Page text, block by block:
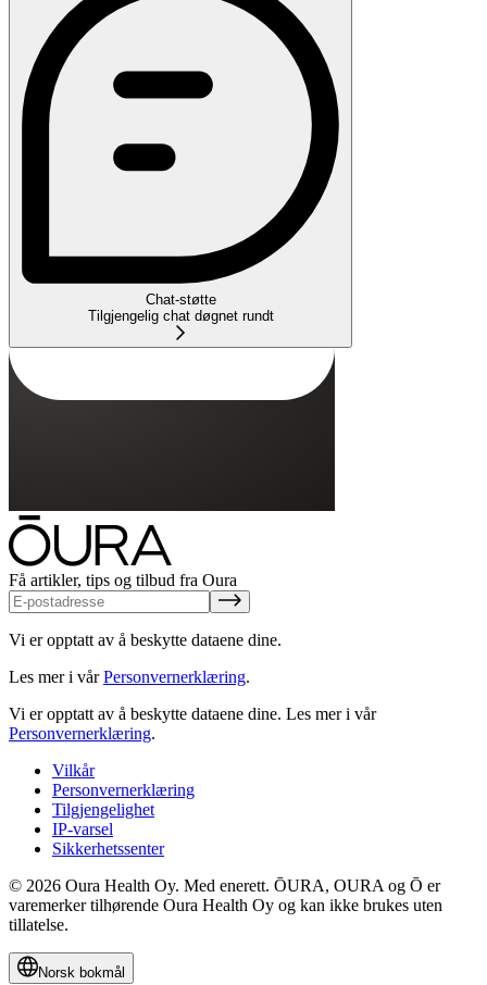
Chat-støtte
Tilgjengelig chat døgnet rundt
Få artikler, tips og tilbud fra Oura
Vi er opptatt av å beskytte dataene dine.
Les mer i vårPersonvernerklæring.
Vi er opptatt av å beskytte dataene dine. Les mer i vår
Personvernerklæring.
Vilkår
Personvernerklæring
Tilgjengelighet
IP-varsel
Sikkerhetssenter
© 2026 Oura Health Oy. Med enerett. ŌURA, OURA og Ō er
varemerker tilhørende Oura Health Oy og kan ikke brukes uten
tillatelse.
Norsk bokmål